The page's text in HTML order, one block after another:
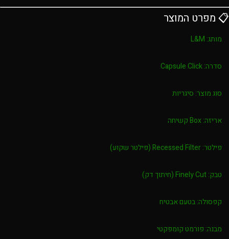
📋 מפרט המוצר
מותג:
סדרה:
סוג מוצר: סיגריות
אריזה:
פילטר:
טבק:
קפסולה:בטעם אבטיח
מבנה: פורמט קומפקטי